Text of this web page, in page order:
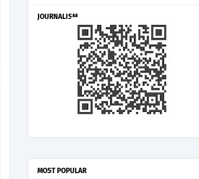
JOURNALISM
MOST POPULAR